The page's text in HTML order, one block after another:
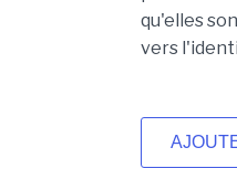
qu'elles
vers